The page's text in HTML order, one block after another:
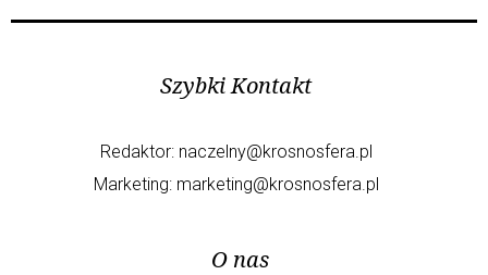
Szybki Kontakt
Redaktor: naczelny@krosnosfera.pl
Marketing: marketing@krosnosfera.pl
O nas